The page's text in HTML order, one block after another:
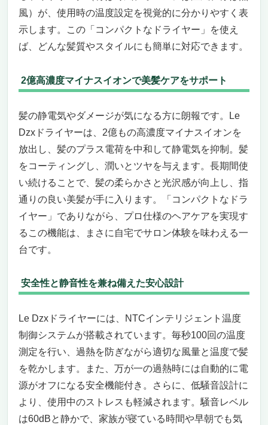
風）が、使用時の温度設定を視覚的に分かりやすく表
示します。この「コンパクトなドライヤー」を使え
ば、どんな髪質やスタイルにも簡単に対応できます。
2億高濃度マイナスイオンで美髪ケアをサポート
髪の静電気やダメージが気になる方に朗報です。Le
Dzxドライヤーは、2億もの高濃度マイナスイオンを
放出し、髪のプラス電荷を中和して静電気を抑制。髪
をコーティングし、潤いとツヤを与えます。長期間使
い続けることで、髪の柔らかさと光沢感が向上し、指
通りの良い美髪が手に入ります。「コンパクトなドラ
イヤー」でありながら、プロ仕様のヘアケアを実現す
るこの機能は、まさに自宅でサロン体験を味わえる一
台です。
安全性と静音性を兼ね備えた安心設計
Le Dzxドライヤーには、NTCインテリジェント温度
制御システムが搭載されています。毎秒100回の温度
測定を行い、過熱を防ぎながら適切な風量と温度で髪
を乾かします。また、万が一の過熱時には自動的に電
源がオフになる安全機能付き。さらに、低騒音設計に
より、使用中のストレスも軽減されます。騒音レベル
は60dBと静かで、家族が寝ている時間や早朝でも気